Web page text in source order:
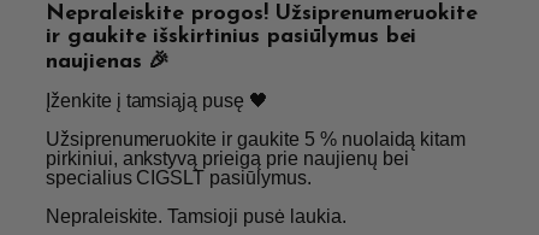
Pristatymas Taisyklės & Nuostatos
Straipsniai
Kontaktai Didmenos užklausos
Nepraleiskite progos! Užsiprenumeruokite
ir gaukite išskirtinius pasiūlymus bei
naujienas 🎉
Įženkite į tamsiąją pusę 🖤 ​
Užsiprenumeruokite ir gaukite 5 % nuolaidą kitam
pirkiniui, ankstyvą prieigą prie naujienų bei
specialius CIGSLT pasiūlymus. ​
Nepraleiskite. Tamsioji pusė laukia.